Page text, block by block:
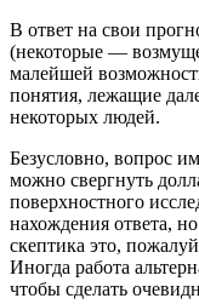
В ответ на свои
(некоторые —
малейшей
понятия, лежащие
некоторых людей.
Безусловно, вопрос
можно свергнуть
поверхностного
нахождения ответа,
скептика это,
Иногда работа
чтобы сделать